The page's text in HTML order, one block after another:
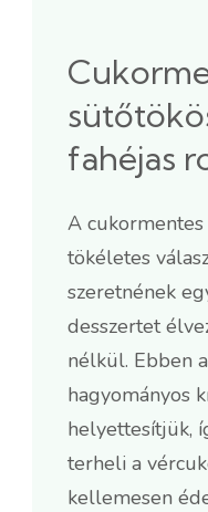
fahéjas
A
tökéletes
szeretnének
desszertet
nélkül. Ebben
hagyományos
helyettesítjük,
terheli a
kellemesen